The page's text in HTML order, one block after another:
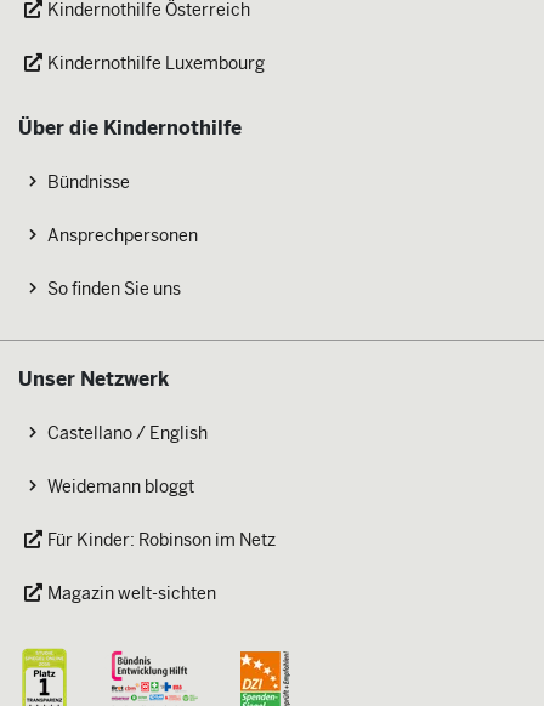
Kindernothilfe Österreich
Kindernothilfe Luxembourg
Über die Kindernothilfe
Bündnisse
Ansprechpersonen
So finden Sie uns
Unser Netzwerk
Castellano / English
Weidemann bloggt
Für Kinder: Robinson im Netz
Magazin welt-sichten